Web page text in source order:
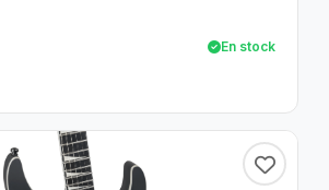
En stock